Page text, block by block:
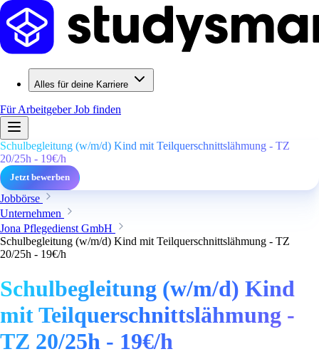
Alles für deine Karriere
Für ArbeitgeberJob finden
Schulbegleitung (w/m/d) Kind mit Teilquerschnittslähmung - TZ
20/25h - 19€/h
Jetzt bewerben
Jobbörse
Unternehmen
Jona Pflegedienst GmbH
Schulbegleitung (w/m/d) Kind mit Teilquerschnittslähmung - TZ
20/25h - 19€/h
Schulbegleitung (w/m/d) Kind
mit Teilquerschnittslähmung -
TZ 20/25h - 19€/h